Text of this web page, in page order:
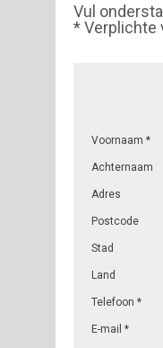
Vul
* Verplichte
Voornaam *
Achternaam
Adres
Postcode
Stad
Land
Telefoon *
E-mail *